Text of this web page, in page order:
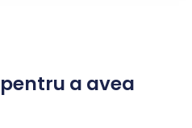
a avea